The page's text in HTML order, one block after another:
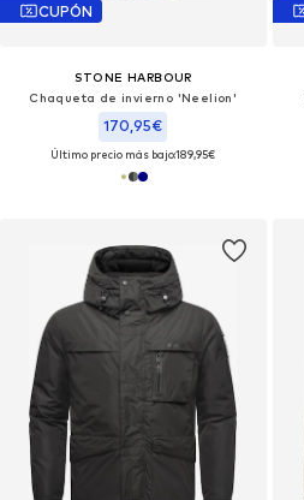
CUPÓN
STONE HARBOUR
Chaqueta de invierno 'Neelion'
170,95€
Último precio más bajo:189,95€